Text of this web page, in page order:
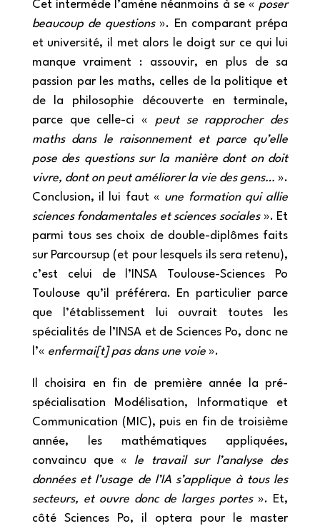
Cet intermède l’amène néanmoins à se « poser
beaucoup de questions». En comparant prépa
et université, il met alors le doigt sur ce qui lui
manque vraiment : assouvir, en plus de sa
passion par les maths, celles de la politique et
de la philosophie découverte en terminale,
parce que celle-ci « peut se rapprocher des
maths dans le raisonnement et parce qu’elle
pose des questions sur la manière dont on doit
vivre, dont on peut améliorer la vie des gens… ».
Conclusion, il lui faut « une formation qui allie
sciences fondamentales et sciences sociales». Et
parmi tous ses choix de double-diplômes faits
sur Parcoursup (et pour lesquels ils sera retenu),
c’est celui de l’INSA Toulouse-Sciences Po
Toulouse qu’il préférera. En particulier parce
que l’établissement lui ouvrait toutes les
spécialités de l’INSA et de Sciences Po, donc ne
l’« enfermai[t] pas dans une voie».
Il choisira en fin de première année la pré-
spécialisation Modélisation, Informatique et
Communication (MIC), puis en fin de troisième
année, les mathématiques appliquées,
convaincu que « le travail sur l’analyse des
données et l’usage de l’IA s’applique à tous les
secteurs, et ouvre donc de larges portes». Et,
côté Sciences Po, il optera pour le master